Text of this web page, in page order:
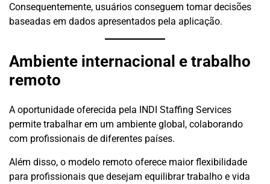
Consequentemente, usuários conseguem tomar decisões
baseadas em dados apresentados pela aplicação.
Ambiente internacional e trabalho
remoto
A oportunidade oferecida pela INDI Staffing Services
permite trabalhar em um ambiente global, colaborando
com profissionais de diferentes países.
Além disso, o modelo remoto oferece maior flexibilidade
para profissionais que desejam equilibrar trabalho e vida